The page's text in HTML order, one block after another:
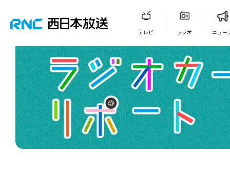
テレビ ラジオ ニュー